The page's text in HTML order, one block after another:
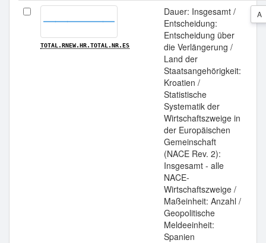
TOTAL.RNEW.HR.TOTAL.NR.ES
Dauer: Insgesamt /
Entscheidung:
Entscheidung über
die Verlängerung /
Land der
Staatsangehörigkeit:
Kroatien /
Statistische
Systematik der
Wirtschaftszweige in
der Europäischen
Gemeinschaft
(NACE Rev. 2):
Insgesamt - alle
NACE-
Wirtschaftszweige /
Maßeinheit: Anzahl /
Geopolitische
Meldeeinheit:
Spanien
A